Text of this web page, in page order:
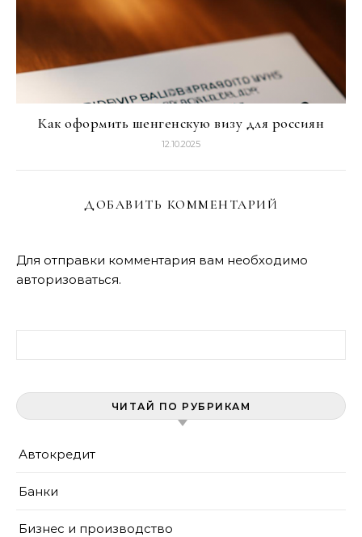
Как оформить шенгенскую визу для россиян
12.10.2025
ДОБАВИТЬ КОММЕНТАРИЙ
Для отправки комментария вам необходимо
авторизоваться.
ЧИТАЙ ПО РУБРИКАМ
Автокредит
Банки
Бизнес и производство